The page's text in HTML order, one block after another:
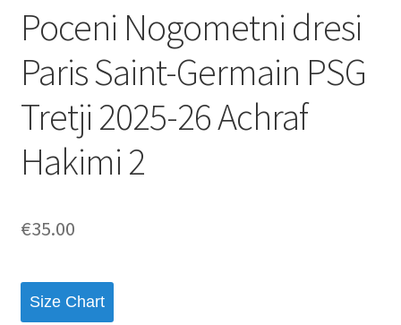
Poceni Nogometni dresi
Paris Saint-Germain PSG
Tretji 2025-26 Achraf
Hakimi 2
€35.00
Size Chart